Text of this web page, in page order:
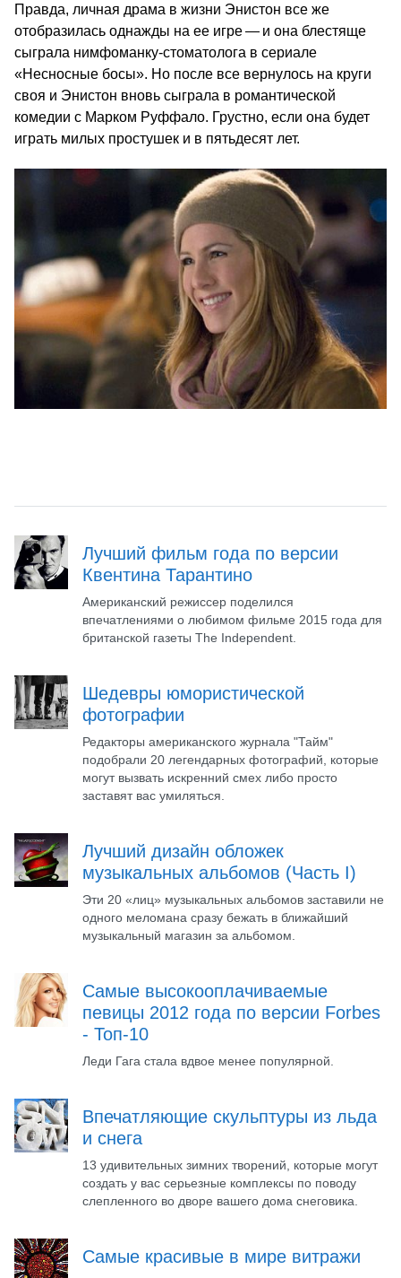
Правда, личная драма в жизни Энистон все же
отобразилась однажды на ее игре — и она блестяще
сыграла нимфоманку-стоматолога в сериале
«Несносные босы». Но после все вернулось на круги
своя и Энистон вновь сыграла в романтической
комедии с Марком Руффало. Грустно, если она будет
играть милых простушек и в пятьдесят лет.
Лучший фильм года по версии
Квентина Тарантино
Американский режиссер поделился
впечатлениями о любимом фильме 2015 года для
британской газеты The Independent.
Шедевры юмористической
фотографии
Редакторы американского журнала "Тайм"
подобрали 20 легендарных фотографий, которые
могут вызвать искренний смех либо просто
заставят вас умиляться.
Лучший дизайн обложек
музыкальных альбомов (Часть I)
Эти 20 «лиц» музыкальных альбомов заставили не
одного меломана сразу бежать в ближайший
музыкальный магазин за альбомом.
Самые высокооплачиваемые
певицы 2012 года по версии Forbes
- Топ-10
Леди Гага стала вдвое менее популярной.
Впечатляющие скульптуры из льда
и снега
13 удивительных зимних творений, которые могут
создать у вас серьезные комплексы по поводу
слепленного во дворе вашего дома снеговика.
Самые красивые в мире витражи